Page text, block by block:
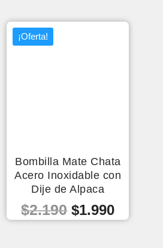
¡Oferta!
Bombilla Mate Chata
Acero Inoxidable con
Dije de Alpaca
$2.190 El
precio
$1.990El
precio